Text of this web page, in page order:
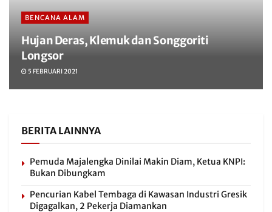
BENCANA ALAM
Hujan Deras, Klemuk dan Songgoriti
Longsor
5 FEBRUARI 2021
BERITA LAINNYA
Pemuda Majalengka Dinilai Makin Diam, Ketua KNPI:
Bukan Dibungkam
Pencurian Kabel Tembaga di Kawasan Industri Gresik
Digagalkan, 2 Pekerja Diamankan